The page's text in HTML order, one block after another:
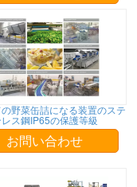
野菜缶詰になる装置のステ
レス鋼IP65の保護等級
お問い合わせ